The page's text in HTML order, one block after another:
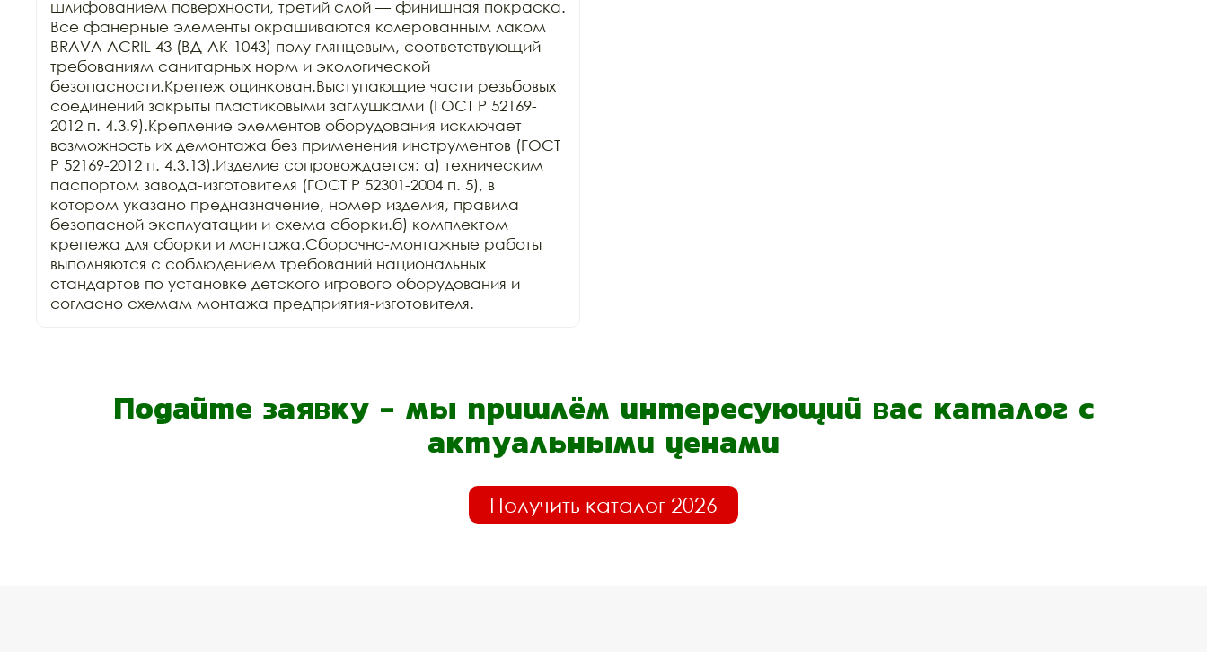
шлифованием поверхности, третий слой — финишная покраска.
Все фанерные элементы окрашиваются колерованным лаком
BRAVA ACRIL 43 (ВД-АК-1043) полу глянцевым, соответствующий
требованиям санитарных норм и экологической
безопасности.Крепеж оцинкован.Выступающие части резьбовых
соединений закрыты пластиковыми заглушками (ГОСТ Р 52169-
2012 п. 4.3.9).Крепление элементов оборудования исключает
возможность их демонтажа без применения инструментов (ГОСТ
Р 52169-2012 п. 4.3.13).Изделие сопровождается: а) техническим
паспортом завода-изготовителя (ГОСТ Р 52301-2004 п. 5), в
котором указано предназначение, номер изделия, правила
безопасной эксплуатации и схема сборки.б) комплектом
крепежа для сборки и монтажа.Сборочно-монтажные работы
выполняются с соблюдением требований национальных
стандартов по установке детского игрового оборудования и
согласно схемам монтажа предприятия-изготовителя.
Подайте заявку - мы пришлём интересующий вас каталог с
актуальными ценами
Получить каталог 2026